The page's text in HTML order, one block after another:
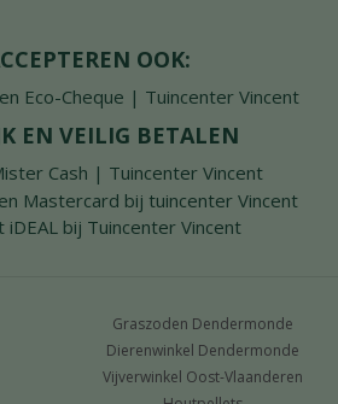
OOK:
EN VEILIG BETALEN
Graszoden Dendermonde
Dierenwinkel Dendermonde
Vijverwinkel Oost-Vlaanderen